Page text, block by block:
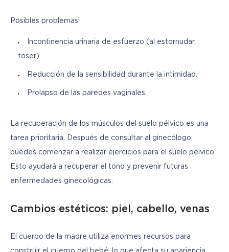
Posibles problemas:
Incontinencia urinaria de esfuerzo (al estornudar,
toser).
Reducción de la sensibilidad durante la intimidad.
Prolapso de las paredes vaginales.
La recuperación de los músculos del suelo pélvico es una
tarea prioritaria. Después de consultar al ginecólogo,
puedes comenzar a realizar ejercicios para el suelo pélvico.
Esto ayudará a recuperar el tono y prevenir futuras
enfermedades ginecológicas.
Cambios estéticos: piel, cabello, venas
El cuerpo de la madre utiliza enormes recursos para